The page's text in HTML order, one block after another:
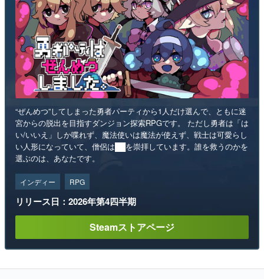
“ぜんめつ”してしまった勇者パーティから1人だけ選んで、ともに迷
宮からの脱出を目指すダンジョン探索RPGです。 ただし勇者は「は
い/いいえ」しか喋れず、魔法使いは魔法が使えず、戦士は可愛らし
い人形になっていて、僧侶は██を崇拝しています。誰を救うのかを
選ぶのは、あなたです。
インディー RPG
リリース日：2026年第4四半期
Steamストアページ